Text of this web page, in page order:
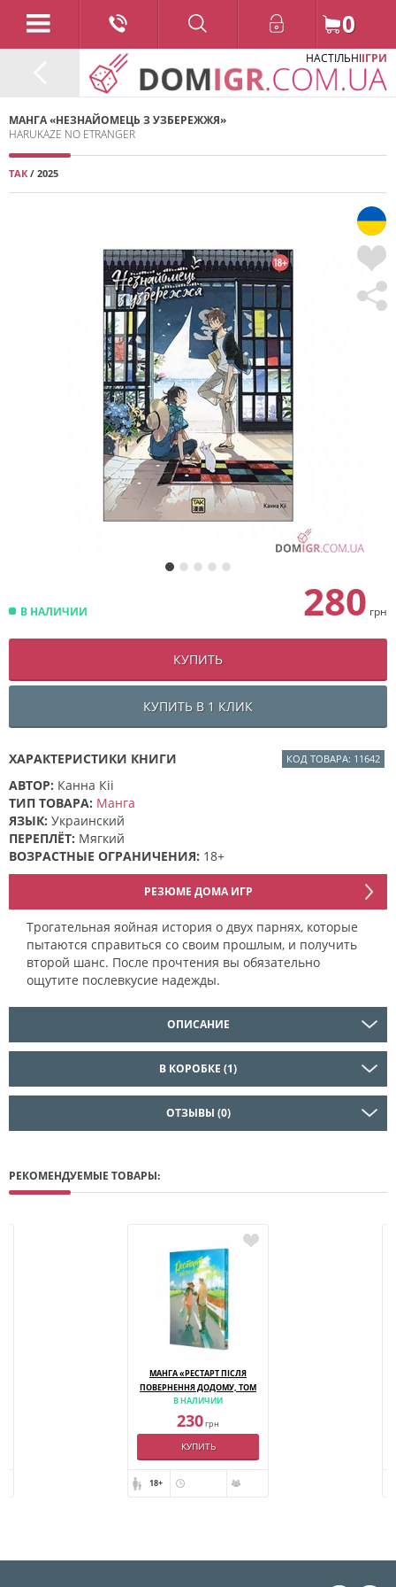
0
НАСТІЛЬНІІГРИ
МАНГА «НЕЗНАЙОМЕЦЬ З УЗБЕРЕЖЖЯ»
HARUKAZE NO ETRANGER
ТАК / 2025
В НАЛИЧИИ 280 грн
КУПИТЬ
КУПИТЬ В 1 КЛИК
ХАРАКТЕРИСТИКИ КНИГИ КОД ТОВАРА: 11642
АВТОР: Канна Кіі
ТИП ТОВАРА: Манга
ЯЗЫК: Украинский
ПЕРЕПЛЁТ: Мягкий
ВОЗРАСТНЫЕ ОГРАНИЧЕНИЯ: 18+
РЕЗЮМЕ ДОМА ИГР
Трогательная яойная история о двух парнях, которые
пытаются справиться со своим прошлым, и получить
второй шанс. После прочтения вы обязательно
ощутите послевкусие надежды.
ОПИСАНИЕ
В КОРОБКЕ (1)
ОТЗЫВЫ (0)
РЕКОМЕНДУЕМЫЕ ТОВАРЫ:
МАНГА «РЕСТАРТ ПІСЛЯ
ПОВЕРНЕННЯ ДОДОМУ, ТОМ
1»
В НАЛИЧИИ
230грн
КУПИТЬ
18+